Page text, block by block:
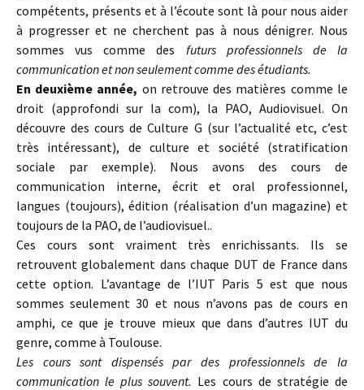
compétents, présents et à l’écoute sont là pour nous aider
à progresser et ne cherchent pas à nous dénigrer. Nous
sommes vus comme des futurs professionnels de la
communication et non seulement comme des étudiants.
En deuxième année, on retrouve des matières comme le
droit (approfondi sur la com), la PAO, Audiovisuel. On
découvre des cours de Culture G (sur l’actualité etc, c’est
très intéressant), de culture et société (stratification
sociale par exemple). Nous avons des cours de
communication interne, écrit et oral professionnel,
langues (toujours), édition (réalisation d’un magazine) et
toujours de la PAO, de l’audiovisuel..
Ces cours sont vraiment très enrichissants. Ils se
retrouvent globalement dans chaque DUT de France dans
cette option. L’avantage de l’IUT Paris 5 est que nous
sommes seulement 30 et nous n’avons pas de cours en
amphi, ce que je trouve mieux que dans d’autres IUT du
genre, comme à Toulouse.
Les cours sont dispensés par des professionnels de la
communication le plus souvent. Les cours de stratégie de